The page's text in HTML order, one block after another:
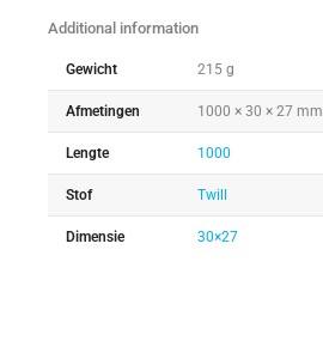
Additional information
Gewicht 215 g
Afmetingen 1000 × 30 × 27 mm
Lengte 1000
Stof Twill
Dimensie 30×27